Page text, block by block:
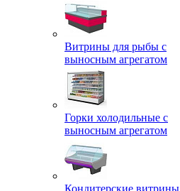
Витрины для рыбы с
выносным агрегатом
Горки холодильные с
выносным агрегатом
Кондитерские витрины